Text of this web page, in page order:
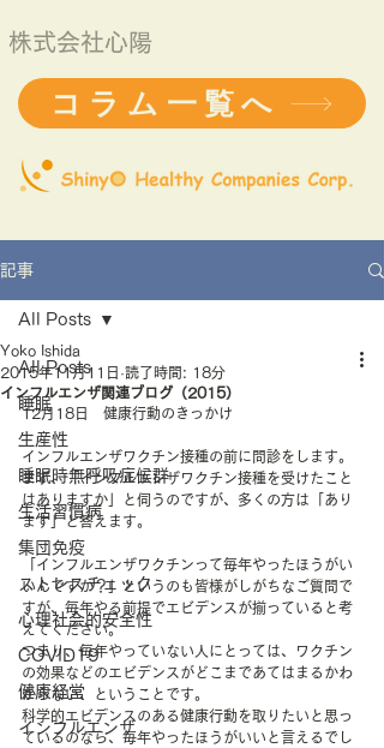
株式会社心陽
コラム一覧へ
記事
All Posts
睡眠
生産性
睡眠時無呼吸症候群
生活習慣病
集団免疫
ストレスチェック
心理社会的安全性
COVID19
健康経営
インフルエンザ
All Posts
インフルエンザ関連ブログ（2015）
Yoko Ishida
2015年11月11日 読了時間: 18分
12月18日　健康行動のきっかけ
インフルエンザワクチン接種の前に問診をします。
まず、「インフルエンザワクチン接種を受けたこと
はありますか」と伺うのですが、多くの方は「あり
ます」と答えます。
「インフルエンザワクチンって毎年やったほうがい
いんですか？」というのも皆様がしがちなご質問で
すが、毎年やる前提でエビデンスが揃っていると考
えてください。
つまり、毎年やっていない人にとっては、ワクチン
の効果などのエビデンスがどこまであてはまるかわ
からない、ということです。
科学的エビデンスのある健康行動を取りたいと思っ
ているのなら、毎年やったほうがいいと言えるでし